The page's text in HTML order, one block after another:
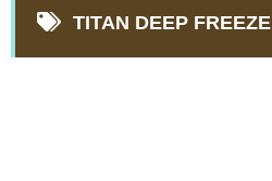
TITAN DEEP FREEZE